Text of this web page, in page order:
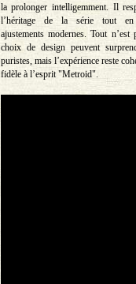
la prolonger intelligemment. Il
l’héritage de la série tout en
ajustements modernes. Tout n’est
choix de design peuvent
puristes, mais l’expérience reste
fidèle à l’esprit "Metroid".